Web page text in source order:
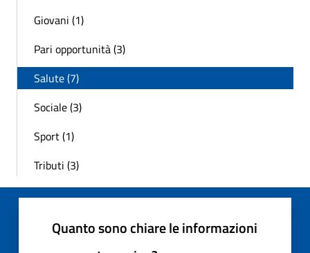
Giovani (1)
Pari opportunità (3)
Salute (7)
Sociale (3)
Sport (1)
Tributi (3)
Quanto sono chiare le informazioni